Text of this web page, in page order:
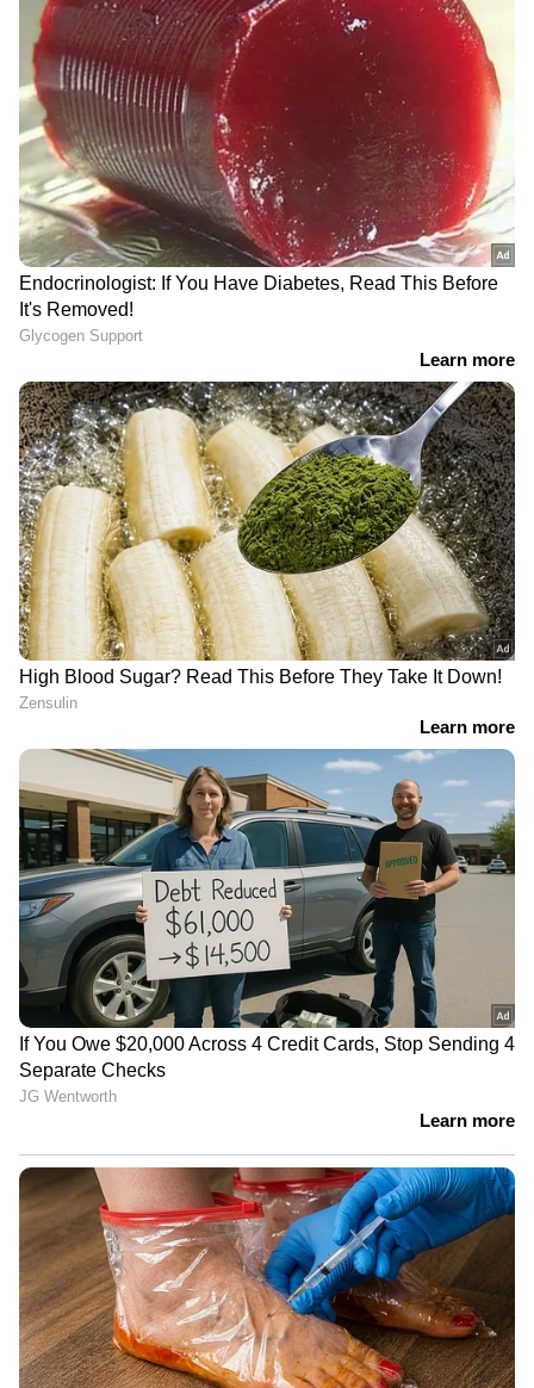
സർവ്വീസുകളുടെ മറവിൽ
രേഖകൾ കൈക്കലാക്കി,
കുവൈത്തിൽ വൻ തട്ടിപ്പ്
ഇറാൻ; 'ഹോർമുസിന്റെ
യഥാർഥ കാവൽക്കാർ
LATEST VIDEOS
'തോൽവിയിൽനിന്ന് CPM ഒന്നും
പഠിച്ചില്ല, ഭയപ്പെടുത്തി
കീഴ്പ്പെടുത്തലാണ് ലക്ഷ്യം';
വി.കുഞ്ഞികൃഷ്ണൻ
അമിത് ഷാ സഭയില്‍
എത്തണമെന്ന് പ്രതിപക്ഷം;
ആവശ്യം ഷായെ
അധ്യക്ഷന്‍ | Amit Shah